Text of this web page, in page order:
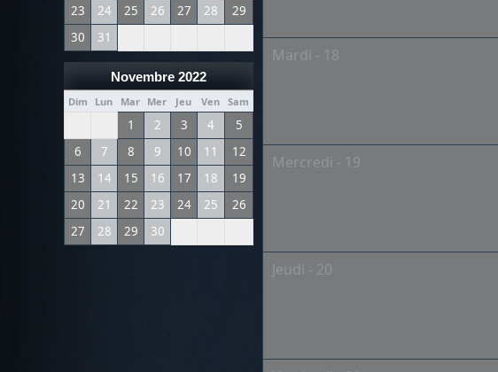
23
24 25 26 27 28
29
30
31
Novembre 2022
Dim Lun Mar Mer Jeu Ven Sam
1 2 3 4
5
6
7 8 9 10 11
12
13
14 15 16 17 18
19
20
21 22 23 24 25
26
27
28 29 30
Mardi - 18
Mercredi - 19
Jeudi - 20